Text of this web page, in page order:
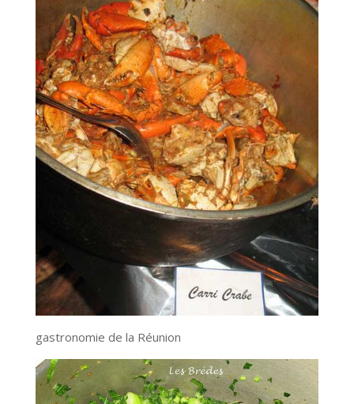
gastronomie de la Réunion